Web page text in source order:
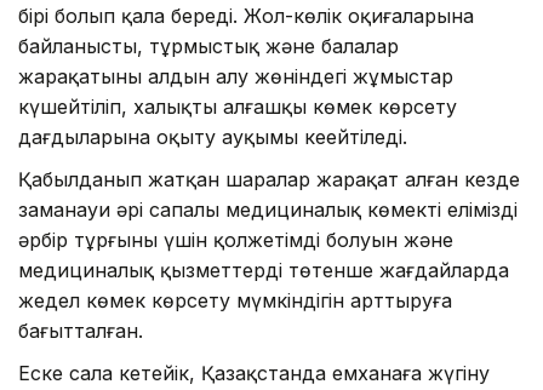
бірі болып қала береді. Жол-көлік оқиғаларына
байланысты, тұрмыстық және балалар
жарақатының алдын алу жөніндегі жұмыстар
күшейтіліп, халықты алғашқы көмек көрсету
дағдыларына оқыту ауқымы кеңейтіледі.
Қабылданып жатқан шаралар жарақат алған кезде
заманауи әрі сапалы медициналық көмектің еліміздің
әрбір тұрғыны үшін қолжетімді болуын және
медициналық қызметтердің төтенше жағдайларда
жедел көмек көрсету мүмкіндігін арттыруға
бағытталған.
Еске сала кетейік, Қазақстанда емханаға жүгіну